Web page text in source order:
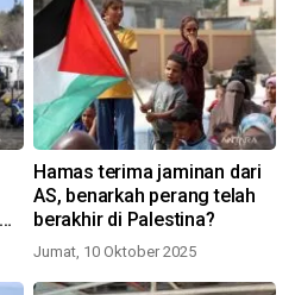
Hamas terima jaminan dari
AS, benarkah perang telah
berakhir di Palestina?
Jumat, 10 Oktober 2025